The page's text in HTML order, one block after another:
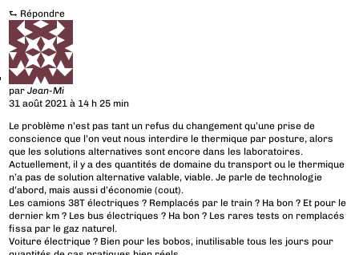
⮑ Répondre
parJean-Mi
31 août 2021 à 14 h 25 min
Le problème n’est pas tant un refus du changement qu’une prise de
conscience que l’on veut nous interdire le thermique par posture, alors
que les solutions alternatives sont encore dans les laboratoires.
Actuellement, il y a des quantités de domaine du transport ou le thermique
n’a pas de solution alternative valable, viable. Je parle de technologie
d’abord, mais aussi d’économie (cout).
Les camions 38T électriques ? Remplacés par le train ? Ha bon ? Et pour le
dernier km ? Les bus électriques ? Ha bon ? Les rares tests on remplacés
fissa par le gaz naturel.
Voiture électrique ? Bien pour les bobos, inutilisable tous les jours pour